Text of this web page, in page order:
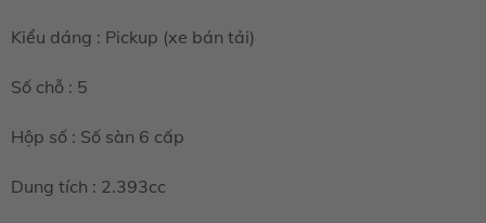
Kiểu dáng : Pickup (xe bán tải)
Số chỗ : 5
Hộp số : Số sàn 6 cấp
Dung tích : 2.393cc